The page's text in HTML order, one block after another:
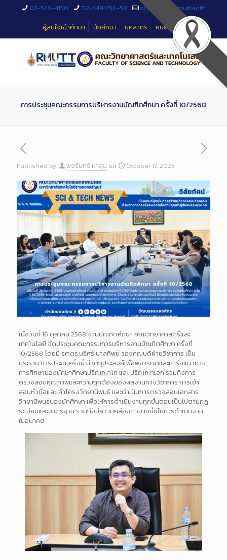
02-549-4150 02-5494156-58
sciteched@rmutt.ac.th
ผู้สนใจเข้าศึกษา
นักศึกษา บุคลากร ศิษย์เก่า
การประชุมคณะกรรมการบริหารงานบัณฑิตศึกษา ครั้งที่ 10/2568
Published by พจรินทร์ ผาสุข on October 17, 2025
เมื่อวันที่ 16 ตุลาคม 2568 งานบัณฑิตศึกษา คณะวิทยาศาสตร์และ
เทคโนโลยี จัดประชุมคณะกรรมการบริหารงานบัณฑิตศึกษา ครั้งที่
10/2568 โดยมี รศ.ดร.นริศร์ บาลทิพย์ รองคณบดีฝ่ายวิชาการ เป็น
ประธาน การประชุมครั้งนี้ มีวัตถุประสงค์เพื่อพิจารณาและหารือแนวทาง
การศึกษาของนักษาศึกษาปริญญาโท และ ปริญญาเอก รวมถึงการ
ตรวจสอบคุณภาพและความถูกต้องของผลงานทางวิชาการ การเข้า
สอบหัวข้อและเค้าโครงวิทยานิพนธ์ และดำเนินการตรวจสอบเอกสาร
วิทยานิพนธ์ของนักศึกษา เพื่อให้การดำเนินงานทุกขั้นตอนเป็นไปตามกฎ
ระเบียบและมาตรฐาน รวมถึงมีความคล่องตัวมากขึ้นในการดำเนินงาน
ในอนาคต